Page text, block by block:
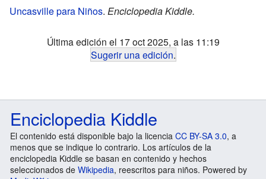
Uncasville para Niños. Enciclopedia Kiddle.
Última edición el 17 oct 2025, a las 11:19
Sugerir una edición.
Enciclopedia Kiddle
El contenido está disponible bajo la licencia CC BY-SA 3.0, a
menos que se indique lo contrario. Los artículos de la
enciclopedia Kiddle se basan en contenido y hechos
seleccionados de Wikipedia, reescritos para niños. Powered by